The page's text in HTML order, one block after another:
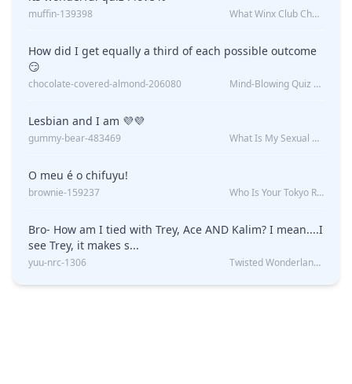
muffin-139398 What Winx Club Character Are You?
How did I get equally a third of each possible outcome
😏
chocolate-covered-almond-206080 Mind-Blowing Quiz Reveals: Will I Be Alone Forever?
Lesbian and I am 💜💜
gummy-bear-483469 What Is My Sexual Orientation: Uncovered
O meu é o chifuyu!
brownie-159237 Who Is Your Tokyo Revengers Boyfriend?
Bro- How am I tied with Trey, Ace AND Kalim? I mean....I
see Trey, it makes s...
yuu-nrc-1306 Twisted Wonderland Kin Quiz